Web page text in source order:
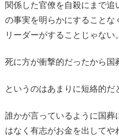
関係した官僚を自殺にまで追
の事実を明らかにすることな
リーダーがすることじゃない。
死に方が衝撃的だったから国
というのはあまりに短絡的だ
誰かが言っているように国葬
はなく有志がお金を出してや